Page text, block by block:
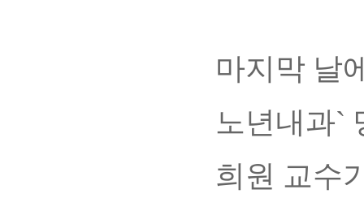
마지막 날
노년내과`
희원 교수